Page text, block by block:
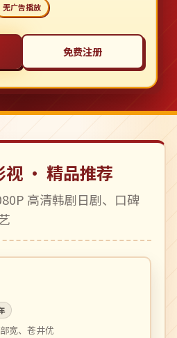
无广告播放
免费注册
视 · 精品推荐
高清韩剧日剧、口碑
宽、苍井优